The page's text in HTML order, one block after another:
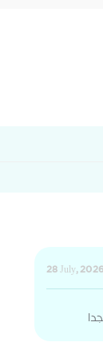
28 July, 2026